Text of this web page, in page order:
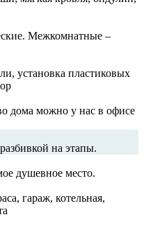
Межкомнатные –
установка пластиковых
дома можно у нас в офисе
на этапы.
душевное место.
гараж, котельная,